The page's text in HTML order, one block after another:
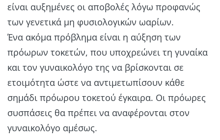
είναι αυξημένες οι αποβολές λόγω προφανώς
των γενετικά μη φυσιολογικών ωαρίων.
Ένα ακόμα πρόβλημα είναι η αύξηση των
πρόωρων τοκετών, που υποχρεώνει τη γυναίκα
και τον γυναικολόγο της να βρίσκονται σε
ετοιμότητα ώστε να αντιμετωπίσουν κάθε
σημάδι πρόωρου τοκετού έγκαιρα. Οι πρόωρες
συσπάσεις θα πρέπει να αναφέρονται στον
γυναικολόγο αμέσως.